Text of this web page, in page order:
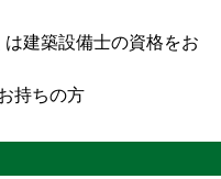
建築設備士の資格をお
持ちの方